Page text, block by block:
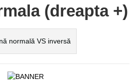
(dreapta +)
normală VS inversă